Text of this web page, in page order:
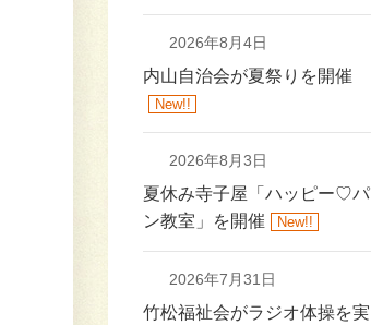
2026年8月4日
内山自治会が夏祭りを開催
New!!
2026年8月3日
夏休み寺子屋「ハッピー♡パ
ン教室」を開催
New!!
2026年7月31日
竹松福祉会がラジオ体操を実